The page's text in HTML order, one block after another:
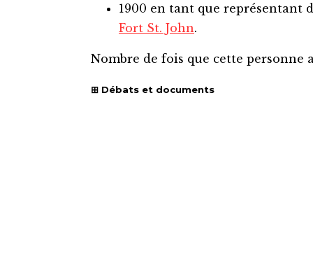
1900 en tant que représentant
Fort St. John.
Nombre de fois que cette personne
Débats et documents